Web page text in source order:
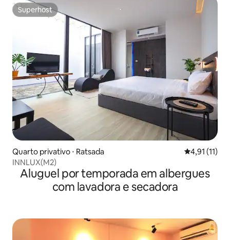
Superhost
Superhost
Quarto privativo ⋅ Ratsada 4,91 de uma
4,91 (11)
INNLUX(M2)
Aluguel por temporada em albergues
com lavadora e secadora